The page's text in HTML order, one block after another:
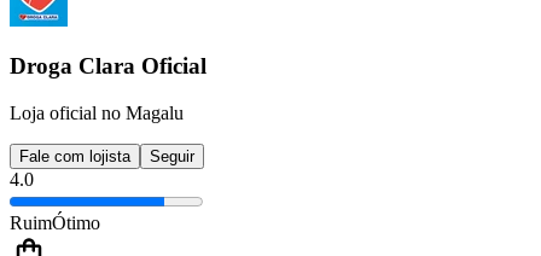
Droga Clara Oficial
Loja oficial no Magalu
Fale com lojista Seguir
4.0
RuimÓtimo